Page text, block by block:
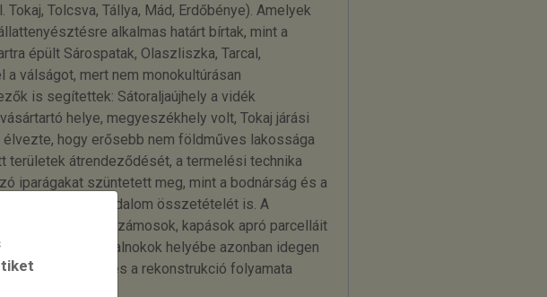
Tolcsva, Tállya, Mád, Erdőbénye). Amelyek
alkalmas határt bírtak, mint a
épült Sárospatak, Olaszliszka, Tarcal,
válságot, mert nem monokultúrásan
is segítettek: Sátoraljaújhely a vidék
helye, megyeszékhely volt, Tokaj járási
hogy erősebb nem földműves lakossága
területek átrendeződését, a termelési technika
iparágakat szüntetett meg, mint a bodnárság és a
társadalom összetételét is. A
mellettük a napszámosok, kapások apró parcelláit
és hivatalnokok helyébe azonban idegen
Az átalakulás és a rekonstrukció folyamata